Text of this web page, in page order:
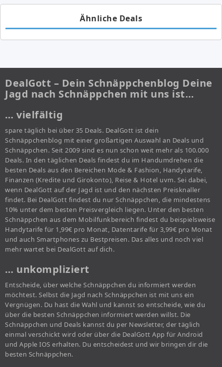
Ähnliche Deals
DealGott – Dein Schnäppchenblog Deine
Jagd nach Schnäppchen mit uns ist…
… vielfältig
spare täglich bei über 35 Deals. DealGott ist dein
Schnäppchenblog mit einer großartigen Auswahl an Deals und
Schnäppchen. Seit 2009 sind es nun schon weit mehr als 100.000
Deals. In den täglichen Deals findest du im Handumdrehen die
besten Deals aus den Bereichen Mode & Fashion, Handytarife,
Finanzen (Kredite und Girokonto), Reise & Hotel uvm. Sei dabei,
wenn DealGott auf der Jagd ist und den nächsten Preisknaller
findet. Bei DealGott findest du nur Schnäppchen, die mindestens
10% unter dem besten Preisvergleich liegen. Unter den besten
Schnäppchen aus dem Mobilfunkbereich findest du beispielsweise
Handytarife für 1,99€ pro Monat, Datentarife für 3,99€ pro Monat
und auch Smartphones zu Bestpreisen. Das alles und noch viel
mehr wartet bei DealGott auf dich.
… unkompliziert
Entscheide, über welche Schnäppchen du informiert werden
möchtest. Selbst die Jagd nach Schnäppchen ist mit uns ein
Vergnügen. Du hast die Wahl und kannst so entscheide, wie du
über die besten Schnäppchen informiert werden willst. Die
Schnäppchen und Deals kannst du per Newsletter, der täglich
einmal verschickt wird oder über die DealGott App für Android
und Apple IOS erhalten. Du entscheidest und wir bringen dir die
besten Schnäppchen.